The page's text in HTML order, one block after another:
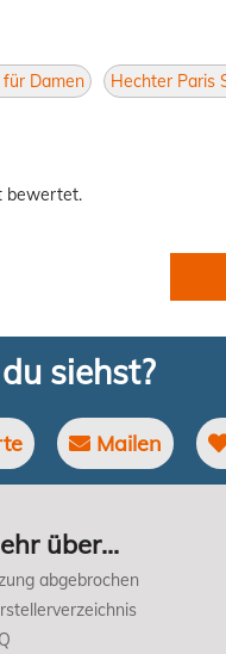
Damen Hechter Paris
bewertet.
siehst?
Mailen
über...
abgebrochen